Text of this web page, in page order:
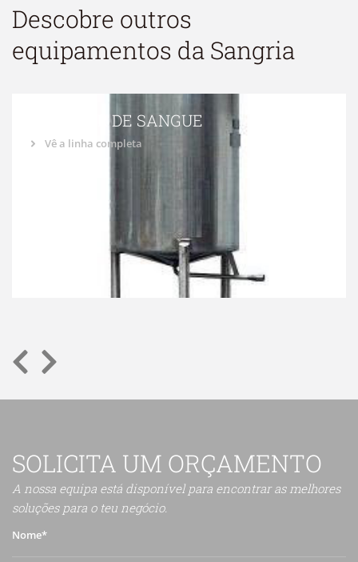
Descobre outros
equipamentos da Sangria
AGITADOR DE SANGUE
Vê a linha completa
SOLICITA UM ORÇAMENTO
A nossa equipa está disponível para encontrar as melhores
soluções para o teu negócio.
Nome*